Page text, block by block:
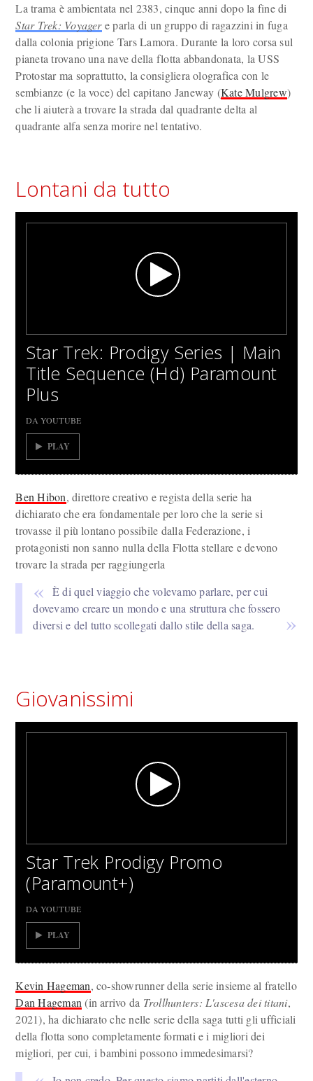
La trama è ambientata nel 2383, cinque anni dopo la fine di
Star Trek: Voyagere parla di un gruppo di ragazzini in fuga
dalla colonia prigione Tars Lamora. Durante la loro corsa sul
pianeta trovano una nave della flotta abbandonata, la USS
Protostar ma soprattutto, la consigliera olografica con le
sembianze (e la voce) del capitano Janeway (Kate Mulgrew)
che li aiuterà a trovare la strada dal quadrante delta al
quadrante alfa senza morire nel tentativo.
Lontani da tutto
Star Trek: Prodigy Series | Main
Title Sequence (Hd) Paramount
Plus
DA YOUTUBE
PLAY
Ben Hibon, direttore creativo e regista della serie ha
dichiarato che era fondamentale per loro che la serie si
trovasse il più lontano possibile dalla Federazione, i
protagonisti non sanno nulla della Flotta stellare e devono
trovare la strada per raggiungerla
È di quel viaggio che volevamo parlare, per cui
dovevamo creare un mondo e una struttura che fossero
diversi e del tutto scollegati dallo stile della saga.
Giovanissimi
Star Trek Prodigy Promo
(Paramount+)
DA YOUTUBE
PLAY
Kevin Hageman, co-showrunner della serie insieme al fratello
Dan Hageman (in arrivo da Trollhunters: L'ascesa dei titani,
2021), ha dichiarato che nelle serie della saga tutti gli ufficiali
della flotta sono completamente formati e i migliori dei
migliori, per cui, i bambini possono immedesimarsi?